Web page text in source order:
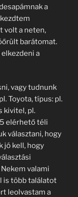
a
volt a neten,
barátomat.
a
vagy tudnunk
Toyota, típus: pl.
kivitel, pl.
elérhető téli
választani, hogy
jó kell, hogy
valami
is több találatot
leolvastam a